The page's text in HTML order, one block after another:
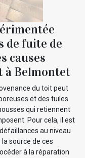
de fuite de
causes
à Belmontet
du toit peut
et des tuiles
qui retiennent
Pour cela, il est
au niveau
source de ces
à la réparation